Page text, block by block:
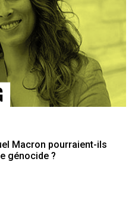
Macron pourraient-ils
génocide ?